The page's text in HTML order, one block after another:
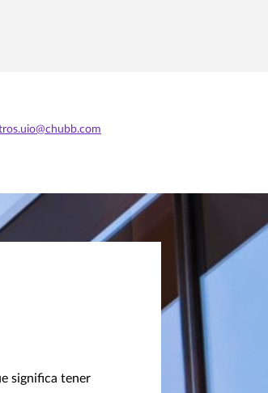
significa tener